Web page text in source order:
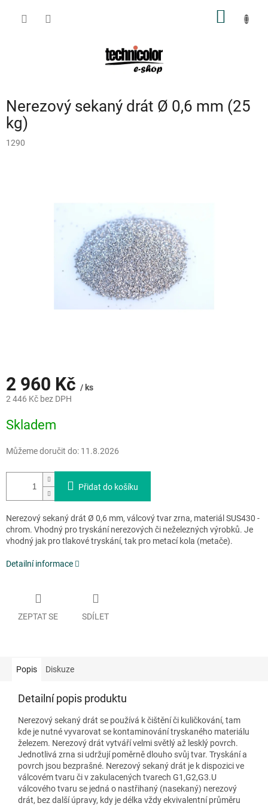
Nerezový sekaný drát Ø 0,6 mm (25
kg)
1290
2 960 Kč / ks
2 446 Kč bez DPH
cena:
Skladem
Můžeme doručit do: 11.8.2026
Přidat do košíku
Nerezový sekaný drát Ø 0,6 mm, válcový tvar zrna, materiál SUS430 -
chrom. Vhodný pro tryskání nerezových či neželezných výrobků. Je
vhodný jak pro tlakové tryskání, tak pro metací kola (metače).
Detailní informace
ZEPTAT SE SDÍLET
Popis Diskuze
Detailní popis produktu
Nerezový sekaný drát se používá k čištění či kuličkování, tam
kde je nutné vyvarovat se kontaminování tryskaného materiálu
železem. Nerezový drát vytváří velmi světlý až lesklý povrch.
Jednotlivá zrna si udržují poměrně dlouho svůj tvar. Tryskání a
povrch jsou bezprašné. Nerezový sekaný drát je k dispozici ve
válcovém tvaru či v zakulacených tvarech G1,G2,G3.U
válcového tvaru se jedná o nastřihaný (nasekaný) nerezový
drát, bez další úpravy, kdy je délka vždy ekvivalentní průměru